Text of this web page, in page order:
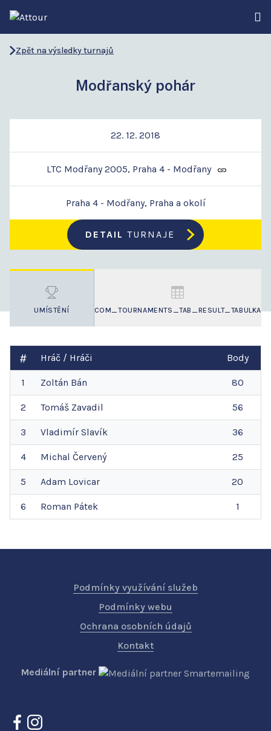
Zpět na výsledky turnajů
Modřanský pohár
22. 12. 2018
LTC Modřany 2005, Praha 4 - Modřany
Praha 4 - Modřany, Praha a okolí
DETAIL TURNAJE
UMÍSTĚNÍ COM_TOURNAMENTS_TAB_RESULT_TABULKA
Hráč / Hráči Body
1 Zoltán Bán 80
2 Tomáš Zavadil 56
3 Vladimír Slavík 36
4 Michal Červený 25
5 Adam Lovicar 20
6 Roman Pátek 1
Podmínky využívání služeb
Podmínky webu
Ochrana osobních údajů
Kontakt
Mediální partner